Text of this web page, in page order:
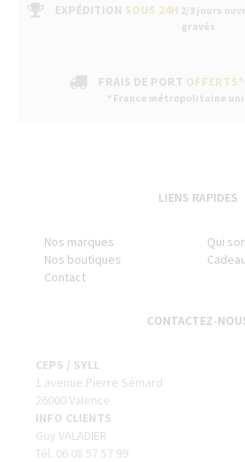
EXPÉDITION SOUS 24H 2/3 jours
gravés
FRAIS DE PORT OFFERTS*
* France métropolitaine
LIENS RAPIDES
Nos marques
Qui
Nos boutiques
Contact
CONTACTEZ-
CEPS / SYLL
1 avenue Pierre Sémard
26000 Valence
INFO CLIENTS
Guy VALADIER
Tél. 06 08 57 57 99